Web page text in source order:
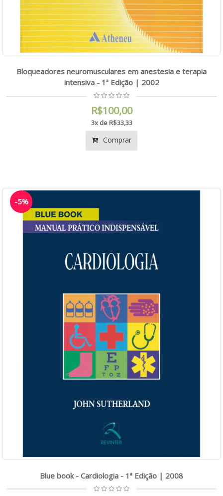
Bloqueadores neuromusculares em anestesia e terapia
intensiva - 1ª Edição | 2002
R$100,00
3x de R$33,33
Comprar
-5%
Blue book - Cardiologia - 1ª Edição | 2008